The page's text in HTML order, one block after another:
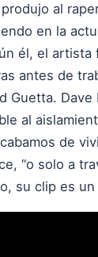
al
en la
él, el
antes de
Guetta.
al
de
“o solo a
su clip es